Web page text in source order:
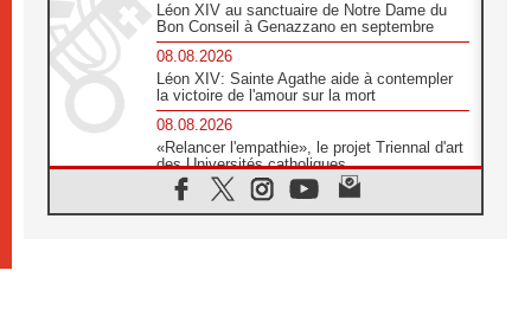
Léon XIV au sanctuaire de Notre Dame du
Bon Conseil à Genazzano en septembre
08.08.2026
Léon XIV: Sainte Agathe aide à contempler
la victoire de l'amour sur la mort
08.08.2026
«Relancer l'empathie», le projet Triennal d'art
des Universités catholiques
08.08.2026
Signis 2026, donner la parole aux religieuses